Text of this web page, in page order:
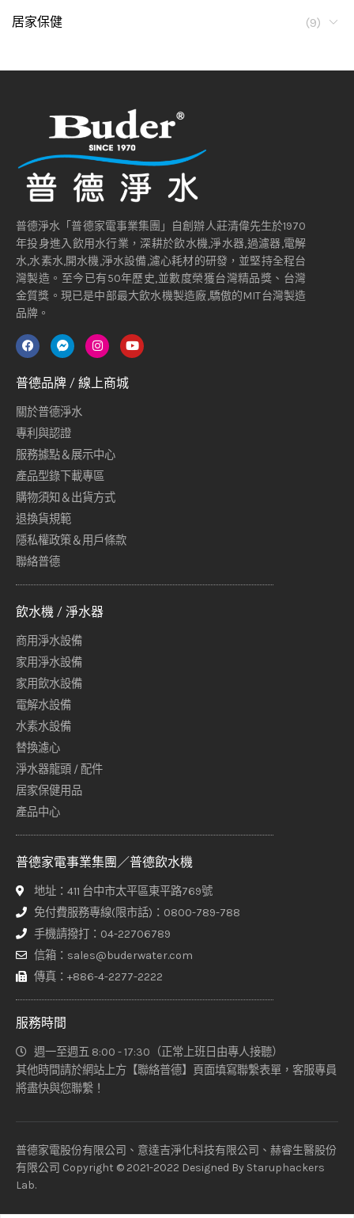
居家保健
(9)
普德淨水「普德家電事業集團」自創辦人莊清偉先生於1970
年投身進入飲用水行業，深耕於飲水機,淨水器,過濾器,電解
水,水素水,開水機,淨水設備,濾心耗材的研發，並堅持全程台
灣製造。至今已有50年歷史,並數度榮獲台灣精品獎、台灣
金質獎。現已是中部最大飲水機製造廠,驕傲的MIT台灣製造
品牌。
普德品牌 / 線上商城
關於普德淨水
專利與認證
服務據點＆展示中心
產品型錄下載專區
購物須知＆出貨方式
退換貨規範
隱私權政策＆用戶條款
聯絡普德
飲水機 / 淨水器
商用淨水設備
家用淨水設備
家用飲水設備
電解水設備
水素水設備
替換濾心
淨水器龍頭 / 配件
居家保健用品
產品中心
普德家電事業集團／普德飲水機
地址：411 台中市太平區東平路769號
免付費服務專線(限市話)：0800-789-788
手機請撥打：04-22706789
信箱：sales@buderwater.com
傳真：+886-4-2277-2222
服務時間
週一至週五 8:00 - 17:30（正常上班日由專人接聽）
其他時間請於網站上方【聯絡普德】頁面填寫聯繫表單，客服專員
將盡快與您聯繫！
普德家電股份有限公司、意達吉淨化科技有限公司、赫睿生醫股份
有限公司 Copyright © 2021-2022 Designed By Staruphackers
Lab.